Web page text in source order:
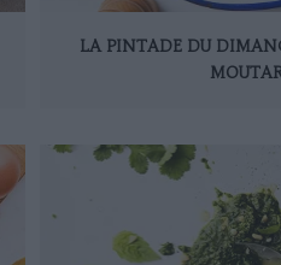
LA PINTADE DU